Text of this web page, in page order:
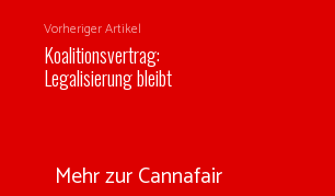
Vorheriger Artikel
Koalitionsvertrag:
Legalisierung bleibt
Mehr zur Cannafair